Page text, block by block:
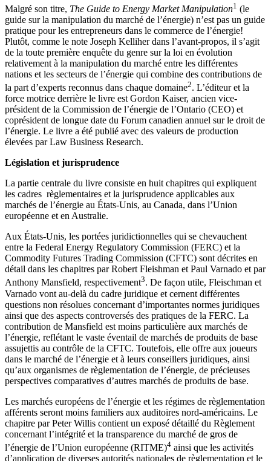
Malgré son titre, The Guide to Energy Market Manipulation1 (le
guide sur la manipulation du marché de l’énergie) n’est pas un guide
pratique pour les entrepreneurs dans le commerce de l’énergie!
Plutôt, comme le note Joseph Kelliher dans l’avant-propos, il s’agit
de la toute première enquête du genre sur la loi en évolution
relativement à la manipulation du marché entre les différentes
nations et les secteurs de l’énergie qui combine des contributions de
la part d’experts reconnus dans chaque domaine2. L’éditeur et la
force motrice derrière le livre est Gordon Kaiser, ancien vice-
président de la Commission de l’énergie de l’Ontario (CEO) et
coprésident de longue date du Forum canadien annuel sur le droit de
l’énergie. Le livre a été publié avec des valeurs de production
élevées par Law Business Research.
Législation et jurisprudence
La partie centrale du livre consiste en huit chapitres qui expliquent
les cadres règlementaires et la jurisprudence applicables aux
marchés de l’énergie au États-Unis, au Canada, dans l’Union
européenne et en Australie.
Aux États-Unis, les portées juridictionnelles qui se chevauchent
entre la Federal Energy Regulatory Commission (FERC) et la
Commodity Futures Trading Commission (CFTC) sont décrites en
détail dans les chapitres par Robert Fleishman et Paul Varnado et par
Anthony Mansfield, respectivement3. De façon utile, Fleischman et
Varnado vont au-delà du cadre juridique et cernent différentes
questions non résolues concernant d’importantes normes juridiques
ainsi que des aspects controversés des pratiques de la FERC. La
contribution de Mansfield est moins particulière aux marchés de
l’énergie, reflétant le vaste éventail de marchés de produits de base
assujettis au contrôle de la CFTC. Toutefois, elle offre aux joueurs
dans le marché de l’énergie et à leurs conseillers juridiques, ainsi
qu’aux organismes de règlementation de l’énergie, de précieuses
perspectives comparatives d’autres marchés de produits de base.
Les marchés européens de l’énergie et les régimes de règlementation
afférents seront moins familiers aux auditoires nord-américains. Le
chapitre par Peter Willis contient un exposé détaillé du Règlement
concernant l’intégrité et la transparence du marché de gros de
l’énergie de l’Union européenne (RITME)4 ainsi que les activités
d’application de diverses autorités nationales de règlementation et le